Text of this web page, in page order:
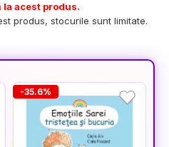
la acest produs.
produs, stocurile sunt limitate.
-35.6%